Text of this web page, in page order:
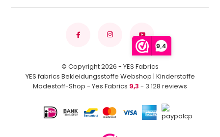
9,4
© Copyright 2026 - YES Fabrics
YES fabrics Bekleidungsstoffe Webshop | Kinderstoffe
Modestoff-Shop - Yes Fabrics 9,3 - 3.128 reviews